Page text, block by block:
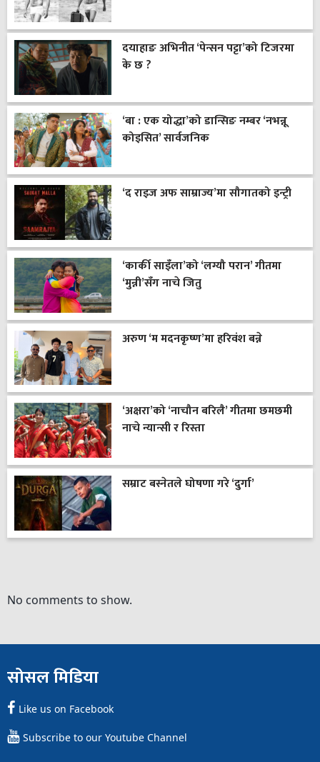
दयाहाङ अभिनीत ‘पेन्सन पट्टा’को टिजरमा
के छ ?
‘बा : एक योद्धा’को डान्सिङ नम्बर ‘नभन्नू
कोइसित’ सार्वजनिक
‘द राइज अफ साम्राज्य’मा सौगातको इन्ट्री
‘कार्की साइँला’को ‘लग्यौ परान’ गीतमा
‘मुन्नी’सँग नाचे जितु
अरुण ‘म मदनकृष्ण’मा हरिवंश बन्ने
‘अक्षरा’को ‘नाचौन बरिलै’ गीतमा छमछमी
नाचे न्यान्सी र रिस्ता
सम्राट बस्नेतले घोषणा गरे ‘दुर्गा’
No comments to show.
सोसल मिडिया
Like us on Facebook
Subscribe to our Youtube Channel